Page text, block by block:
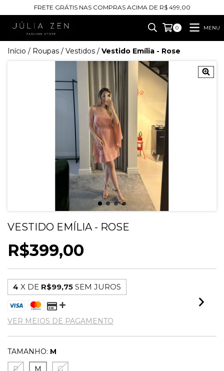
FRETE GRÁTIS NAS COMPRAS ACIMA DE R$ 499,00
0 MENU
Início / Roupas / Vestidos / Vestido Emília - Rose
VESTIDO EMÍLIA - ROSE
R$399,00
4 X DE R$99,75 SEM JUROS
VER MEIOS DE PAGAMENTO
TAMANHO: M
P
M G